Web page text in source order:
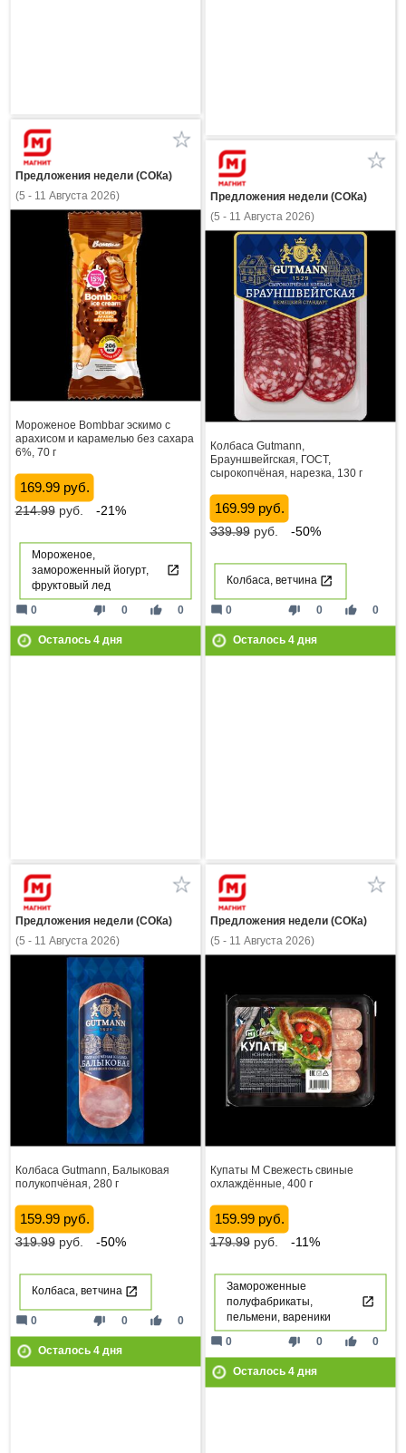
Предложения недели (СОКа)
(5 - 11 Августа 2026)
Мороженое Bombbar эскимо с
арахисом и карамелью без сахара
6%, 70 г
169.99 руб.
214.99руб. -21%
Мороженое,
замороженный йогурт,
фруктовый лед
thumb_down 0 thumb_up 0
mode_comment 0
Осталось 4дня
Предложения недели (СОКа)
(5 - 11 Августа 2026)
Колбаса Gutmann,
Брауншвейгская, ГОСТ,
сырокопчёная, нарезка, 130 г
169.99 руб.
339.99руб. -50%
Колбаса, ветчина
thumb_down 0 thumb_up 0
mode_comment 0
Осталось 4дня
Предложения недели (СОКа)
(5 - 11 Августа 2026)
Колбаса Gutmann, Балыковая
полукопчёная, 280 г
159.99 руб.
319.99руб. -50%
Колбаса, ветчина
thumb_down 0 thumb_up 0
mode_comment 0
Осталось 4дня
Предложения недели (СОКа)
(5 - 11 Августа 2026)
Купаты М Свежесть свиные
охлаждённые, 400 г
159.99 руб.
179.99руб. -11%
Замороженные
полуфабрикаты,
пельмени, вареники
thumb_down 0 thumb_up 0
mode_comment 0
Осталось 4дня